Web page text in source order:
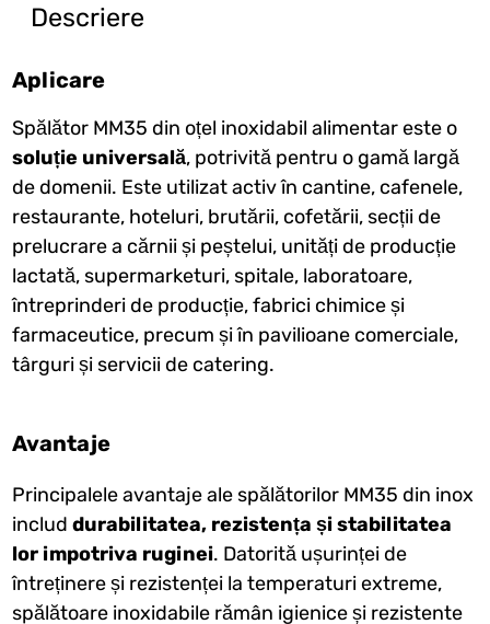
Descriere
Aplicare
Spălător MM35 din oțel inoxidabil alimentar este o
soluție universală, potrivită pentru o gamă largă
de domenii. Este utilizat activ în cantine, cafenele,
restaurante, hoteluri, brutării, cofetării, secții de
prelucrare a cărnii și peștelui, unități de producție
lactată, supermarketuri, spitale, laboratoare,
întreprinderi de producție, fabrici chimice și
farmaceutice, precum și în pavilioane comerciale,
târguri și servicii de catering.
Avantaje
Principalele avantaje ale spălătorilor MM35 din inox
includdurabilitatea, rezistența și stabilitatea
lor impotriva ruginei. Datorită ușurinței de
întreținere și rezistenței la temperaturi extreme,
spălătoare inoxidabile rămân igienice și rezistente